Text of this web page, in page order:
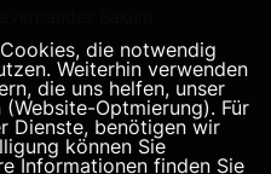
Bakum
die notwendig
Weiterhin verwenden
die uns helfen, unser
Optmierung). Für
Dienste, benötigen wir
können Sie
Informationen finden Sie